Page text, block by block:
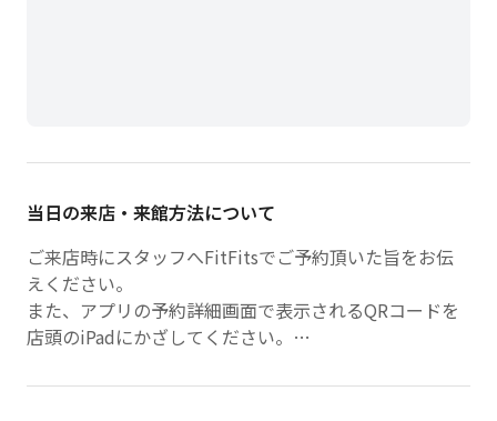
当日の来店・来館方法について
ご来店時にスタッフへFitFitsでご予約頂いた旨をお伝
えください。
また、アプリの予約詳細画面で表示されるQRコードを
店頭のiPadにかざしてください。
▼はじめてご来店のかた